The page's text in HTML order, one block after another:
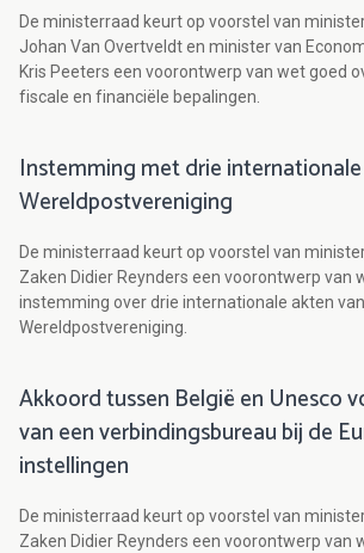
De ministerraad keurt op voorstel van
Johan Van Overtveldt en minister van
Kris Peeters een voorontwerp van wet goed
fiscale en financiële bepalingen.
Instemming met drie
Wereldpostvereniging
De ministerraad keurt op voorstel van
Zaken Didier Reynders een voorontwerp van
instemming over drie internationale akten
Wereldpostvereniging.
Akkoord tussen België en Unesco
van een verbindingsbureau bij de
instellingen
De ministerraad keurt op voorstel van
Zaken Didier Reynders een voorontwerp van